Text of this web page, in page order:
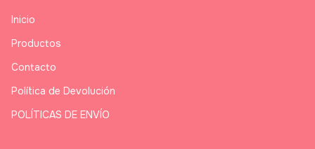
Inicio
Productos
Contacto
Política de Devolución
POLÍTICAS DE ENVÍO